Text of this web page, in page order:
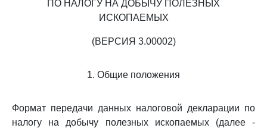
ПО НАЛОГУ НА ДОБЫЧУ ПОЛЕЗНЫХ
ИСКОПАЕМЫХ
(ВЕРСИЯ 3.00002)
1. Общие положения
Формат передачи данных налоговой декларации по
налогу на добычу полезных ископаемых (далее -